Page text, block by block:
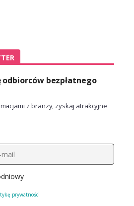
odbiorców bezpłatnego
z branży, zyskaj atrakcyjne
prywatności